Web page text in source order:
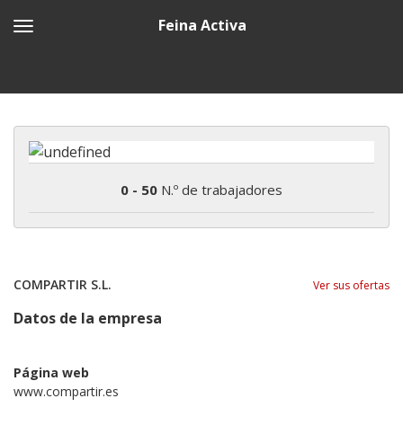
Feina Activa
0 - 50 N.º de trabajadores
COMPARTIR S.L. Ver sus ofertas
Datos de la empresa
Página web
www.compartir.es